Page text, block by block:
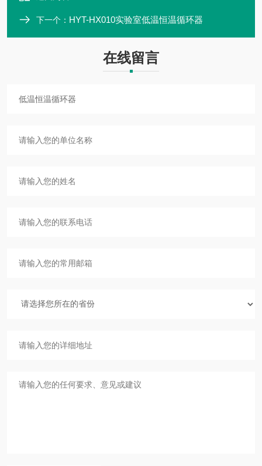
下一个： HYT-HX010实验室低温恒温循环器
在线留言